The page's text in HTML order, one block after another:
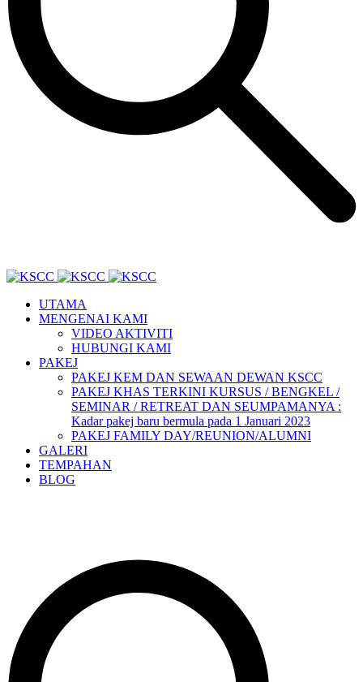
UTAMA
MENGENAI KAMI
VIDEO AKTIVITI
HUBUNGI KAMI
PAKEJ
PAKEJ KEM DAN SEWAAN DEWAN KSCC
PAKEJ KHAS TERKINI KURSUS / BENGKEL /
SEMINAR / RETREAT DAN SEUMPAMANYA :
Kadar pakej baru bermula pada 1 Januari 2023
PAKEJ FAMILY DAY/REUNION/ALUMNI
GALERI
TEMPAHAN
BLOG